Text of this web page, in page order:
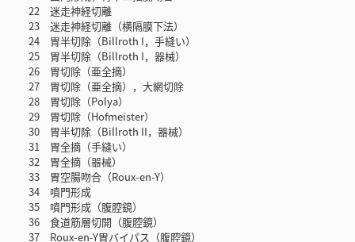
22 迷走神経切離
23 迷走神経切離（横隔膜下法）
24 胃半切除（Billroth I，手縫い）
25 胃半切除（Billroth I，器械）
26 胃切除（亜全摘）
27 胃切除（亜全摘），大網切除
28 胃切除（Polya）
29 胃切除（Hofmeister）
30 胃半切除（Billroth II，器械）
31 胃全摘（手縫い）
32 胃全摘（器械）
33 胃空腸吻合（Roux-en-Y）
34 噴門形成
35 噴門形成（腹腔鏡）
36 食道筋層切開（腹腔鏡）
37 Roux-en-Y胃バイパス（腹腔鏡）